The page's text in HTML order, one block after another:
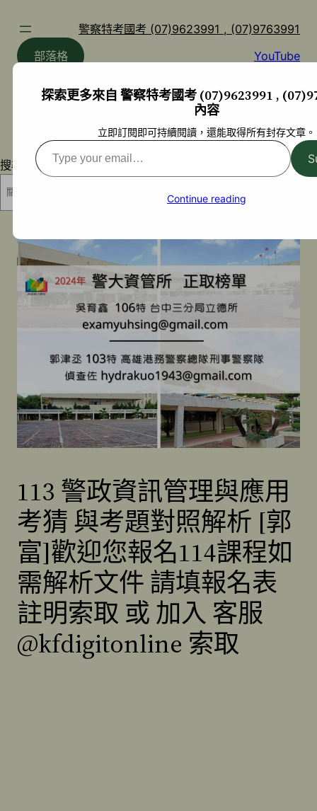
警察特考國考 (07)9623991 , (07)9763991
部落格
YouTube
搜尋
113 警政資訊管理與應用
考猜 與考題對照解析 [郭
富]歡迎您報名114課程如
需解析文件 請填報名表
註明索取 或 加入 客服
@kfdigitonline 索取
探索更多來自 警察特考國考 (07)9623991 ,
內容
立即訂閱即可持續閱讀，還能取得所有封存文章。
Type
your
Continue reading